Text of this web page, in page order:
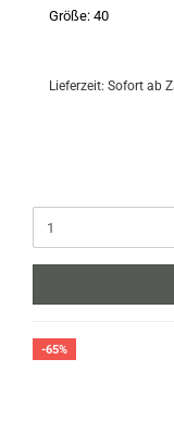
Größe: 40
Lieferzeit: Sofort ab
-65%